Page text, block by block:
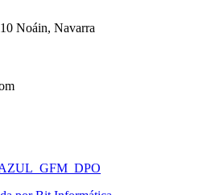
Noáin, Navarra